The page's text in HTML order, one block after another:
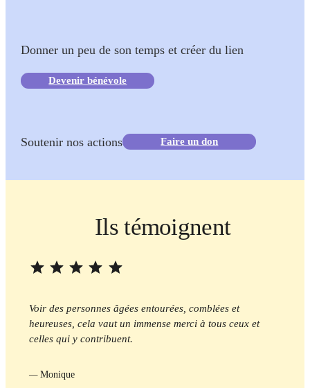
Donner un peu de son temps et créer du lien
Devenir bénévole
Soutenir nos actions Faire un don
Ils témoignent
Voir des personnes âgées entourées, comblées et
heureuses, cela vaut un immense merci à tous ceux et
celles qui y contribuent.
—Monique